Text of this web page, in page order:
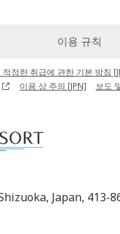
이용 규칙
정한 취급에 관한 기본 방침
이용 상 주의 [JPN] 보도
Japan, 413-